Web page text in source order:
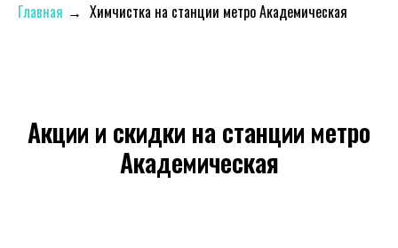
Главная → Химчистка на станции метро Академическая
Акции и скидки на станции метро
Академическая